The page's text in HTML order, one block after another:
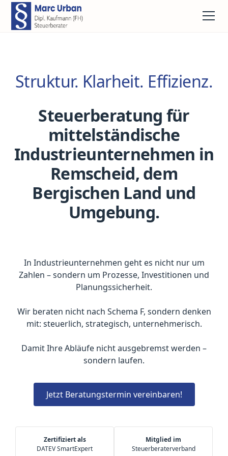
Struktur. Klarheit. Effizienz.
Steuerberatung für
mittelständische
Industrieunternehmen in
Remscheid, dem
Bergischen Land und
Umgebung.
In Industrieunternehmen geht es nicht nur um
Zahlen – sondern um Prozesse, Investitionen und
Planungssicherheit.
Wir beraten nicht nach Schema F, sondern denken
mit: steuerlich, strategisch, unternehmerisch.
Damit Ihre Abläufe nicht ausgebremst werden –
sondern laufen.
Jetzt Beratungstermin vereinbaren!
Zertifiziert als
DATEV SmartExpert
Mitglied im
Steuerberaterverband